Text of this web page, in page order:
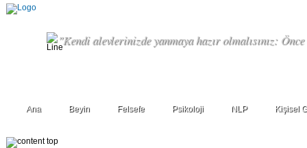
"Kendi alevlerinizde yanmaya hazır olmalısınız:
Ana Beyin Felsefe Psikoloji NLP Kişisel